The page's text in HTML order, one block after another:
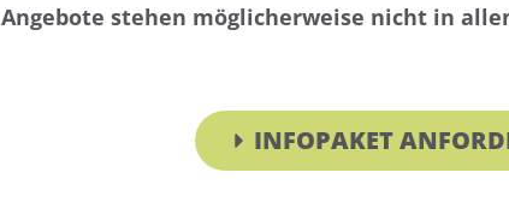
Angebote stehen möglicherweise nicht in
INFOPAKET